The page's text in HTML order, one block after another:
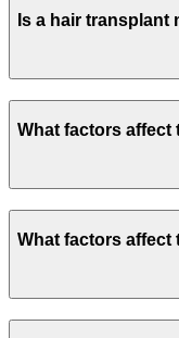
Is a hair transplant
What factors affect
What factors affect